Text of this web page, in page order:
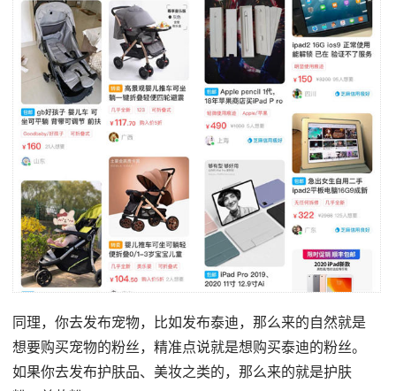
同理，你去发布宠物，比如发布泰迪，那么来的自然就是
想要购买宠物的粉丝，精准点说就是想购买泰迪的粉丝。
如果你去发布护肤品、美妆之类的，那么来的就是护肤